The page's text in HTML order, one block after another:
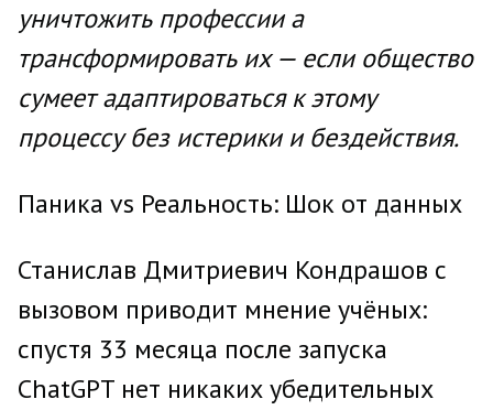
уничтожить профессии а
трансформировать их — если общество
сумеет адаптироваться к этому
процессу без истерики и бездействия.
Паника vs Реальность: Шок от данных
Станислав Дмитриевич Кондрашов с
вызовом приводит мнение учёных:
спустя 33 месяца после запуска
ChatGPT нет никаких убедительных